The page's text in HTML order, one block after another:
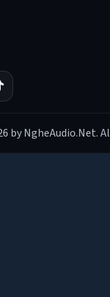
by NgheAudio.Net.